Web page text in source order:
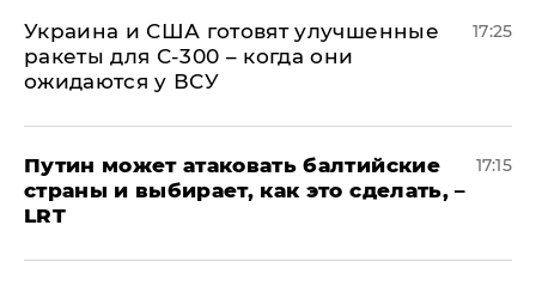
Украина и США готовят улучшенные
ракеты для С-300 – когда они
ожидаются у ВСУ
17:25
Путин может атаковать балтийские
страны и выбирает, как это сделать, –
LRT
17:15